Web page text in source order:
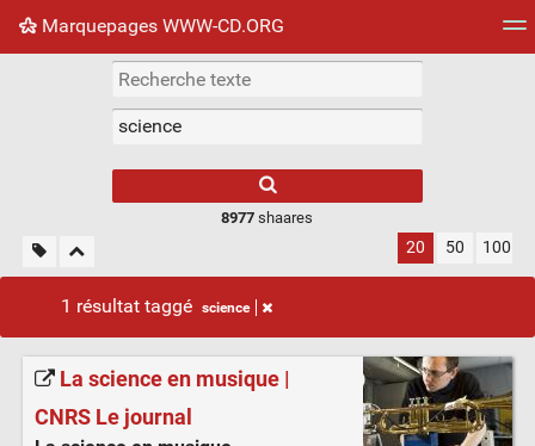
Marquepages WWW-CD.ORG
Nuage de tags Mur d'images
8977 shaares
20 50 100
1 résultat taggé science
La science en musique |
CNRS Le journal